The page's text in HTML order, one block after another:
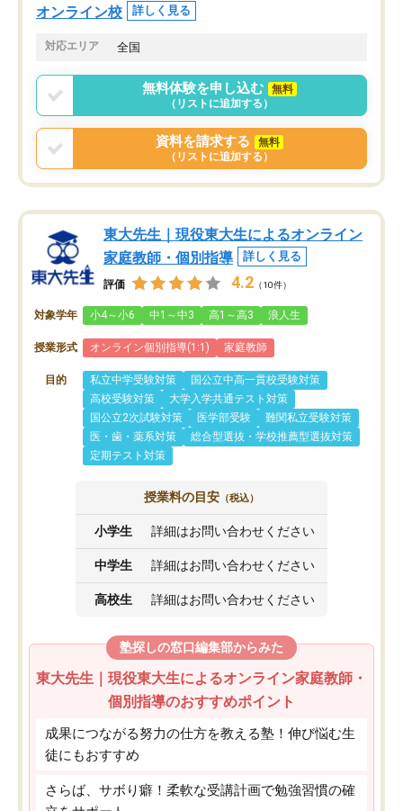
オンライン校 詳しく見る
対応エリア 全国
無料体験を申し込む
無料
（リストに追加する）
資料を請求する
無料
（リストに追加する）
東大先生｜現役東大生によるオンライン
家庭教師・個別指導
詳しく見る
評価 4.2 （10件）
対象学年 小4～小6 中1～中3 高1～高3 浪人生
授業形式 オンライン個別指導(1:1) 家庭教師
目的 私立中学受験対策
国公立中高一貫校受験対策
高校受験対策
大学入学共通テスト対策
国公立2次試験対策
医学部受験
難関私立受験対策
医・歯・薬系対策
総合型選抜・学校推薦型選抜対策
定期テスト対策
授業料の目安 （税込）
小学生 詳細はお問い合わせください
中学生 詳細はお問い合わせください
高校生 詳細はお問い合わせください
塾探しの窓口編集部からみた
東大先生｜現役東大生によるオンライン家庭教師・
個別指導のおすすめポイント
成果につながる努力の仕方を教える塾！伸び悩む生
徒にもおすすめ
さらば、サボり癖！柔軟な受講計画で勉強習慣の確